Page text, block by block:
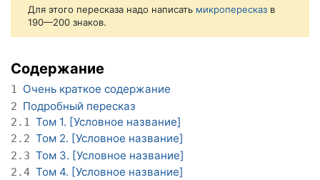
Для этого пересказа надо написать микропересказ в
190—200 знаков.
Содержание
1 Очень краткое содержание
2 Подробный пересказ
2.1 Том 1. [Условное название]
2.2 Том 2. [Условное название]
2.3 Том 3. [Условное название]
2.4 Том 4. [Условное название]